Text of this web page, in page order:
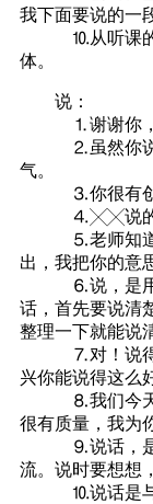
我下面要说的一
⒑从听课的情
体。
说：
⒈谢谢你，你
⒉虽然你说得
气。
⒊你很有创见
⒋╳╳说的还
⒌老师知道你
出，我把你的意
⒍说，是用嘴
话，首先要说清
整理一下就能说
⒎对！说得很
兴你能说得这么
⒏我们今天的
很有质量，我为
⒐说话，是把
流。说时要想想
⒑说话是与别